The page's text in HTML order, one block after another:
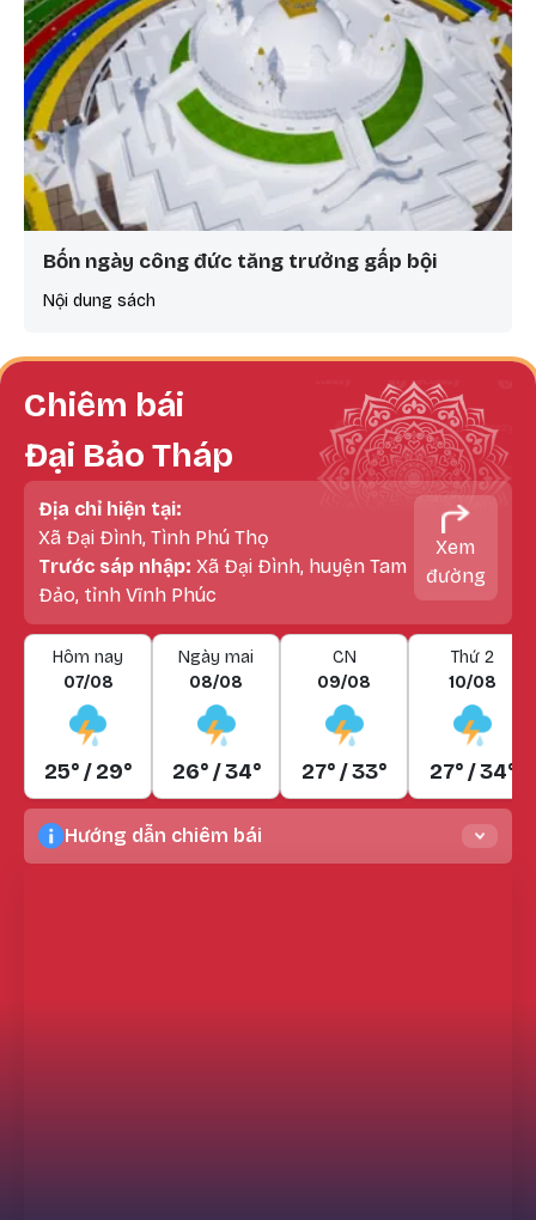
Bốn ngày công đức tăng trưởng gấp bội
Nội dung sách
Chiêm bái
Đại Bảo Tháp
Địa chỉ hiện tại:
Xã Đại Đình, Tình Phú Thọ
Trước sáp nhập: Xã Đại Đình, huyện Tam
Đảo, tỉnh Vĩnh Phúc
Xem
đường
Hôm nay
07/08
25° / 29°
Ngày mai
08/08
26° / 34°
CN
09/08
27° / 33°
Thứ 2
10/08
27° / 34°
Hướng dẫn chiêm bái